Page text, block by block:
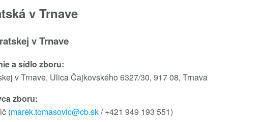
v Trnave
v Trnave
a sídlo zboru:
v Trnave, Ulica Čajkovského 6327/30, 917 08, Trnava
zboru:
(marek.tomasovic@cb.sk/ +421 949 193 551)